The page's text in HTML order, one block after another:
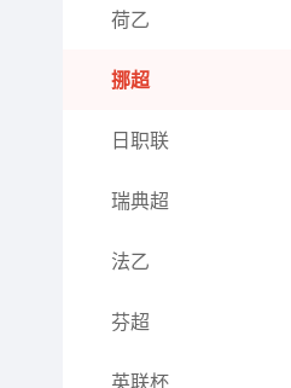
荷乙
挪超
日职联
瑞典超
法乙
芬超
英联杯